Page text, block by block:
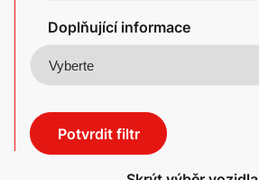
Doplňující informace
Potvrdit filtr